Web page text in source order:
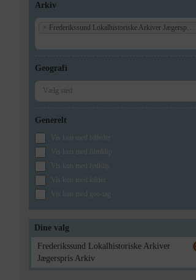
Arkiv
× Frederikssund Lokalhistoriske Arkiver Jægerspris Arkiv
Geografi
Generelt
Vis kun med billeder
Vis kun med filmklip
Vis kun med lydklip
Vis kun med kilder
Vis kun med geo-tag
Dine valg
Frederikssund Lokalhistoriske Arkiver
Jægerspris Arkiv